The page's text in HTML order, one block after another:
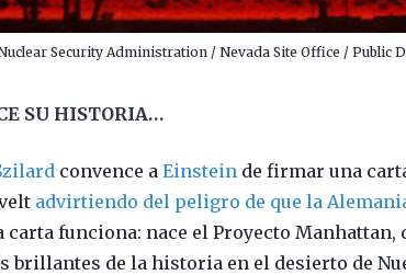
Security Administration / Nevada Site Office / Public
SU HISTORIA…
convence aEinstein de firmar una
advirtiendo del peligro de que la
carta funciona: nace el Proyecto Manhattan,
brillantes de la historia en el desierto de